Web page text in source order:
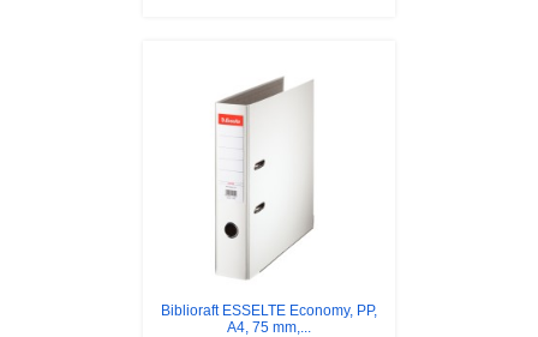
Biblioraft ESSELTE Economy, PP,
A4, 75 mm,...